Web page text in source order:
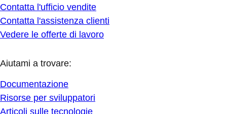
Contatta l'ufficio vendite
Contatta l'assistenza clienti
Vedere le offerte di lavoro
Aiutami a trovare:
Documentazione
Risorse per sviluppatori
Articoli sulle tecnologie